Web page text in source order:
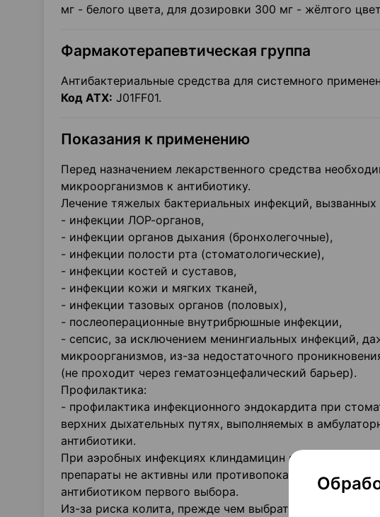
мг - белого цвета, для дозировки 300 мг - жёлтого
Фармакотерапевтическая группа
Антибактериальные средства для системного
Код АТХ: J01FF01.
Показания к применению
Перед назначением лекарственного средства
микроорганизмов к антибиотику.
Лечение тяжелых бактериальных инфекций,
- инфекции ЛОР-органов,
- инфекции органов дыхания (бронхолегочные),
- инфекции полости рта (стоматологические),
- инфекции костей и суставов,
- инфекции кожи и мягких тканей,
- инфекции тазовых органов (половых),
- послеоперационные внутрибрюшные инфекции,
- сепсис, за исключением менингиальных инфекций,
микроорганизмов, из-за недостаточного
(не проходит через гематоэнцефалический барьер).
Профилактика:
- профилактика инфекционного эндокардита при
верхних дыхательных путях, выполняемых в
антибиотики.
При аэробных инфекциях клиндамицин является
препараты не активны или противопоказаны. При
антибиотиком первого выбора.
Из-за риска колита, прежде чем выбрать